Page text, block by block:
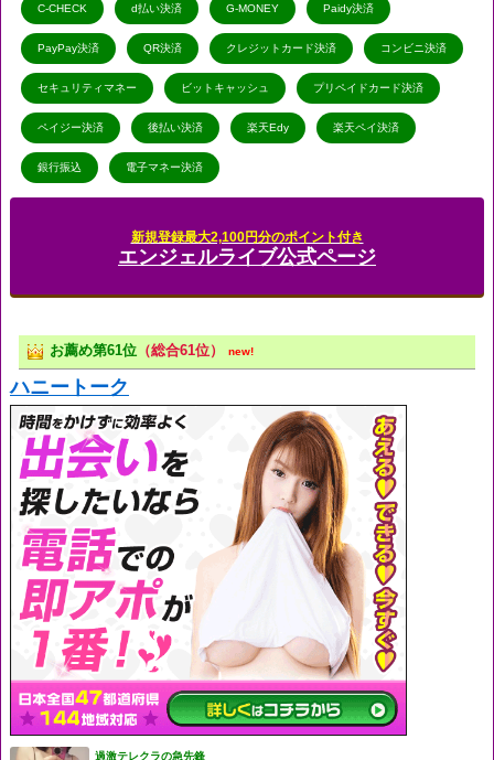
C-CHECK d払い決済 G-MONEY Paidy決済
PayPay決済 QR決済 クレジットカード決済 コンビニ決済
セキュリティマネー ビットキャッシュ プリペイドカード決済
ペイジー決済 後払い決済 楽天Edy 楽天ペイ決済
銀行振込 電子マネー決済
新規登録最大2,100円分のポイント付き
エンジェルライブ公式ページ
お薦め第61位 （総合61位） new!
ハニートーク
過激テレクラの急先鋒